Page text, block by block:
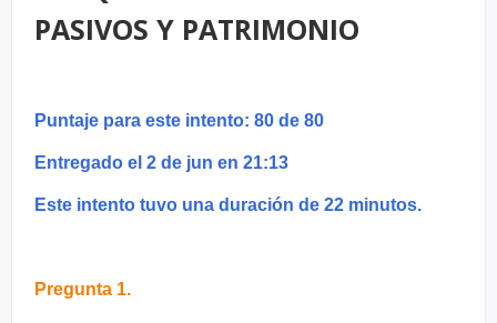
PASIVOS Y PATRIMONIO
Puntaje para este intento: 80 de 80
Entregado el 2 de jun en 21:13
Este intento tuvo una duración de 22 minutos.
Pregunta 1.